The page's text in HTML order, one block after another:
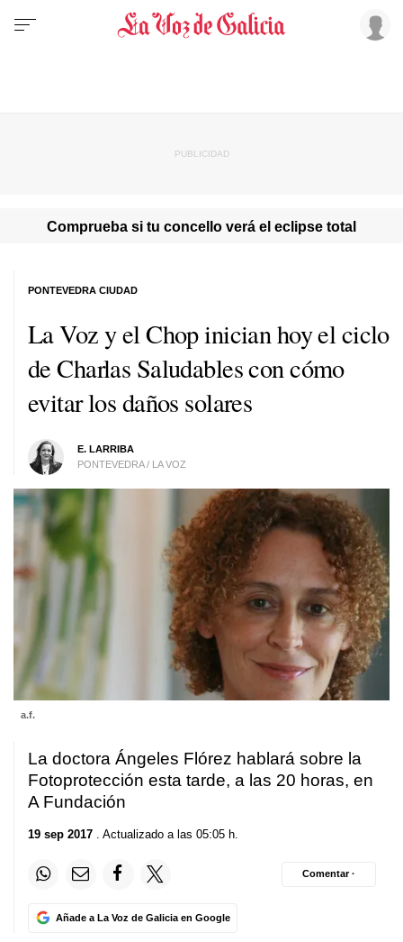
Comprueba si tu concello verá el eclipse total
La Voz y el Chop inician hoy el ciclo
de Charlas Saludables con cómo
evitar los daños solares
E. LARRIBA
PONTEVEDRA / LA VOZ
PONTEVEDRA CIUDAD
a.f.
La doctora Ángeles Flórez hablará sobre la
Fotoprotección esta tarde, a las 20 horas, en
A Fundación
19 sep 2017 . Actualizado a las 05:05 h.
Añade a La Voz de Galicia en Google
Comentar ·